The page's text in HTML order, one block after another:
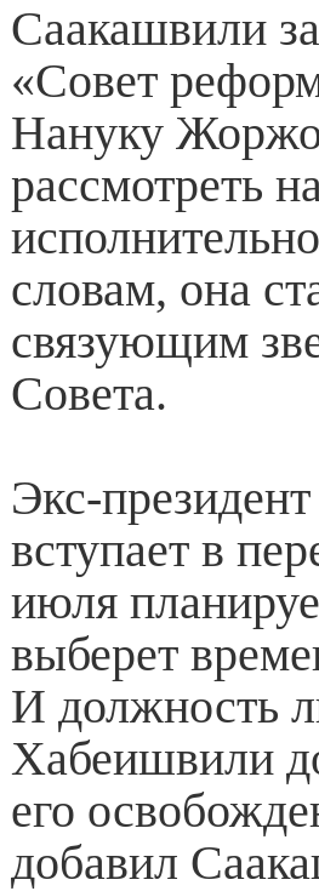
Саакашвили
«Совет
Нануку
рассмотреть
словам, она
связующим
Совета.
Экс-
вступает в
июля
выберет
И должность
Хабеишвили
его
добавил